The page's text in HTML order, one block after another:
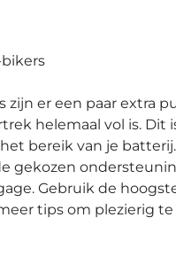
bikers
zijn er een paar extra
helemaal vol is. Dit
bereik van je
gekozen
Gebruik de
tips om plezierig